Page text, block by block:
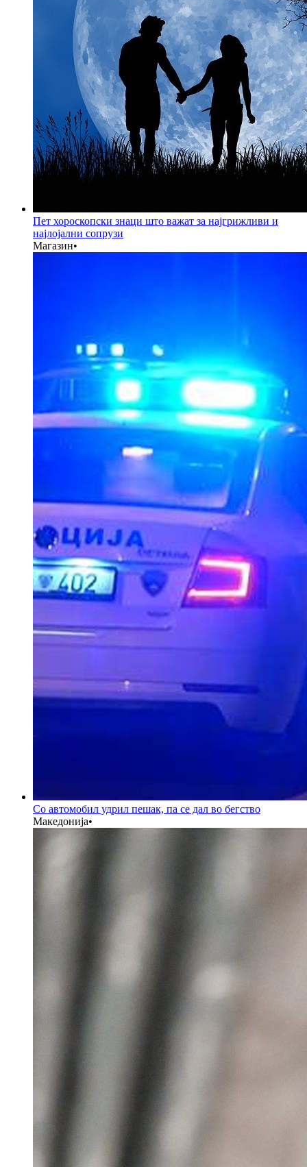
Пет хороскопски знаци што важат за најгрижливи и
најлојални сопрузи
Магазин•
Со автомобил удрил пешак, па се дал во бегство
Македонија•